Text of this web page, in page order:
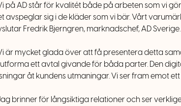
på AD står för kvalitét både på arbeten som vi
avspeglar sig i de kläder som vi bär. Vårt
Fredrik Bjerngren, marknadschef, AD Sverige.
är mycket glada över att få presentera detta
ett avtal givande för båda parter. Den
åt kundens utmaningar. Vi ser fram emot
brinner för långsiktiga relationer och ser